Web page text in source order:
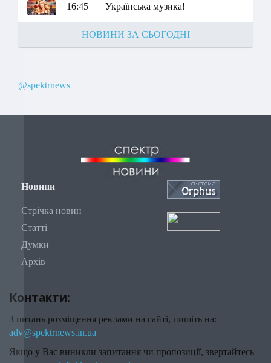
16:45 Українська музика!
НОВИНИ ЗА СЬОГОДНІ
@spektrnews
Новини
Стрічка новин
Статті
Думки
Архів
Контакти:
З питань розміщення реклами на сайті, пишіть на:
adv@spektrnews.in.ua
Якщо у Вас виникли запитання чи пропозиції, звертайтесь